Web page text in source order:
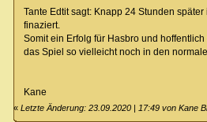
Tante Edtit sagt: Knapp 24 Stunden
finaziert.
Somit ein Erfolg für Hasbro und
das Spiel so vielleicht noch in den
Kane
«Letzte Änderung: 23.09.2020 | 17:49 von Kane